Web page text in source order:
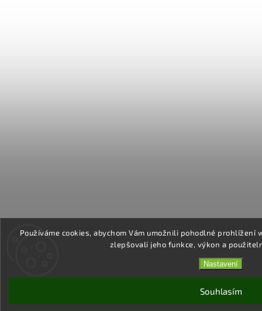
Používáme cookies, abychom Vám umožnili pohodlné
zlepšovali jeho funkce, výkon a
Nastavení
Souhlasím